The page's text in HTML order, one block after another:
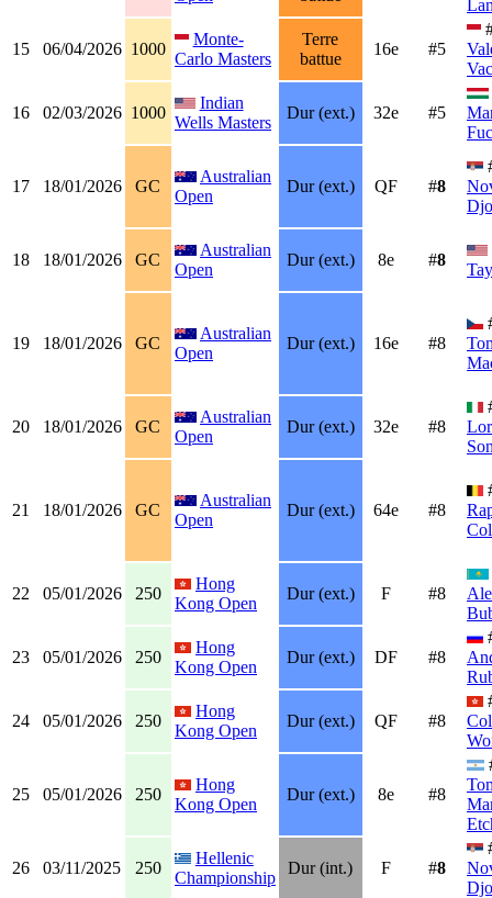
15 06/04/2026 1000
Monte-
Carlo Masters
Terre
battue
16e #5
16 02/03/2026 1000
Indian
Wells Masters
Dur (ext.) 32e #5
17 18/01/2026 GC
Australian
Open
Dur (ext.) QF #8
18 18/01/2026 GC
Australian
Open
Dur (ext.) 8e #8
19 18/01/2026 GC
Australian
Open
Dur (ext.) 16e #8
20 18/01/2026 GC
Australian
Open
Dur (ext.) 32e #8
21 18/01/2026 GC
Australian
Open
Dur (ext.) 64e #8
22 05/01/2026 250
Hong
Kong Open
Dur (ext.) F #8
23 05/01/2026 250
Hong
Kong Open
Dur (ext.) DF #8
24 05/01/2026 250
Hong
Kong Open
Dur (ext.) QF #8
25 05/01/2026 250
Hong
Kong Open
Dur (ext.) 8e #8
26 03/11/2025 250
Hellenic
Championship
Dur (int.) F #8